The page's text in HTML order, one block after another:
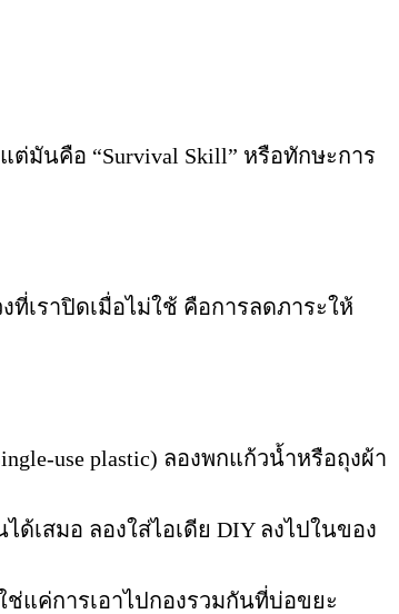
นคือ “Survival Skill” หรือทักษะการ
เราปิดเมื่อไม่ใช้ คือการลดภาระให้
use plastic) ลองพกแก้วน้ำหรือถุงผ้า
เสมอ ลองใส่ไอเดีย DIY ลงไปในของ
แค่การเอาไปกองรวมกันที่บ่อขยะ